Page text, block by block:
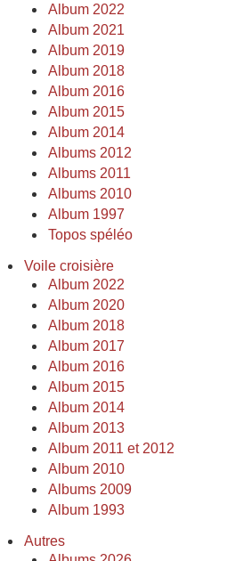
Album 2022
Album 2021
Album 2019
Album 2018
Album 2016
Album 2015
Album 2014
Albums 2012
Albums 2011
Albums 2010
Album 1997
Topos spéléo
Voile croisière
Album 2022
Album 2020
Album 2018
Album 2017
Album 2016
Album 2015
Album 2014
Album 2013
Album 2011 et 2012
Album 2010
Albums 2009
Album 1993
Autres